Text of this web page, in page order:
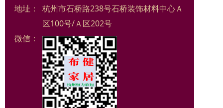
地址：
杭州市石桥路238号石桥装饰材料中心Ａ
区100号/Ａ区202号
微信：